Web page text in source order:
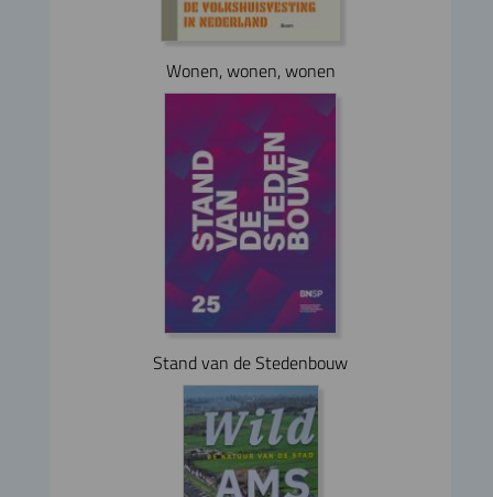
Wonen, wonen, wonen
Stand van de Stedenbouw